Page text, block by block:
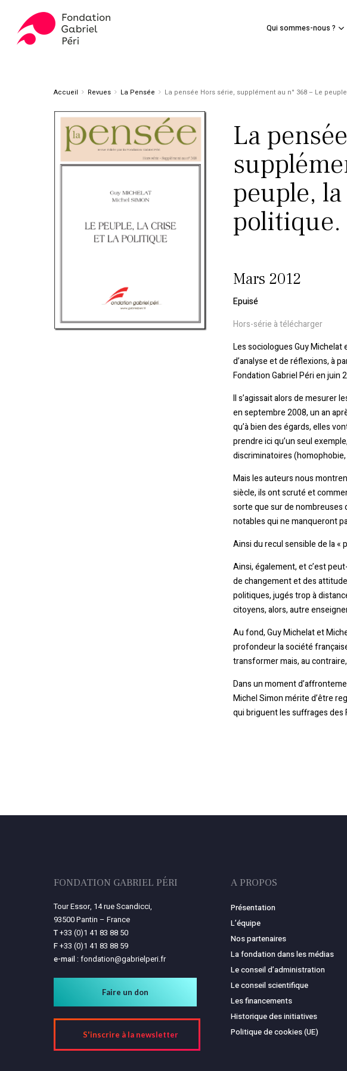
main
Qui sommes-nous ?
Accueil Revues La Pensée La pensée Hors série, supplément au n° 368 – Le
La
peuple,
politique.
Mars 2012
Epuisé
Hors-série à télécharger
Les sociologues Guy
d’analyse et de réflexions, à
Fondation Gabriel Péri en juin
Il s’agissait alors de mesurer
en septembre 2008, un an
qu’à bien des égards, elles
prendre ici qu’un seul
discriminatoires
Mais les auteurs nous
siècle, ils ont scruté et
sorte que sur de nombreuses
notables qui ne manqueront
Ainsi du recul sensible de la «
Ainsi, également, et c’est
de changement et des
politiques, jugés trop à
citoyens, alors, autre
Au fond, Guy Michelat et
profondeur la société
transformer mais, au
Dans un moment
Michel Simon mérite d’être
qui briguent les suffrages des
FONDATION GABRIEL PÉRI
Tour Essor, 14 rue Scandicci,
93500 Pantin – France
T+33 (0)1 41 83 88 50
F+33 (0)1 41 83 88 59
e-mail : fondation@gabrielperi.fr
Faire un don
S'inscrire à la newsletter
A PROPOS
Présentation
L’équipe
Nos partenaires
La fondation dans les médias
Le conseil d’administration
Le conseil scientifique
Les financements
Historique des initiatives
Politique de cookies (UE)